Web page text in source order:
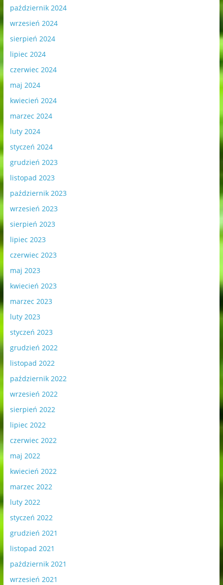
październik 2024
wrzesień 2024
sierpień 2024
lipiec 2024
czerwiec 2024
maj 2024
kwiecień 2024
marzec 2024
luty 2024
styczeń 2024
grudzień 2023
listopad 2023
październik 2023
wrzesień 2023
sierpień 2023
lipiec 2023
czerwiec 2023
maj 2023
kwiecień 2023
marzec 2023
luty 2023
styczeń 2023
grudzień 2022
listopad 2022
październik 2022
wrzesień 2022
sierpień 2022
lipiec 2022
czerwiec 2022
maj 2022
kwiecień 2022
marzec 2022
luty 2022
styczeń 2022
grudzień 2021
listopad 2021
październik 2021
wrzesień 2021